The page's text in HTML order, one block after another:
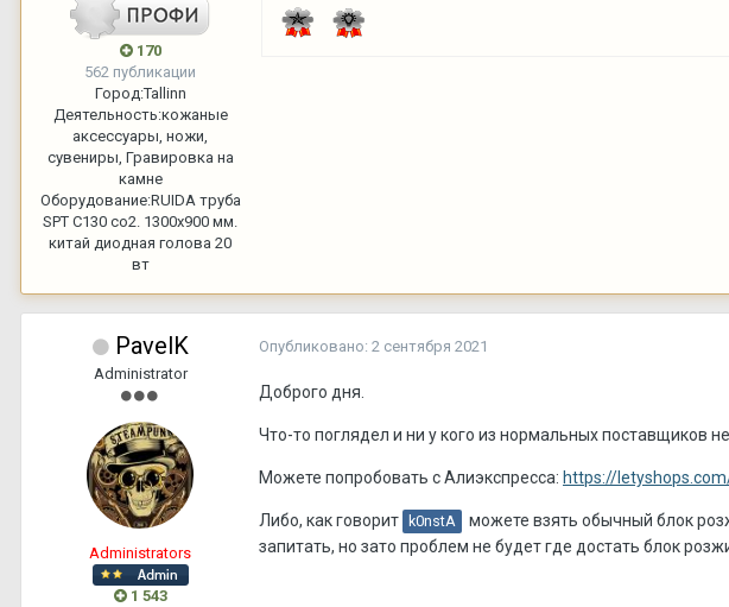
170
562 публикации
Город:Tallinn
Деятельность:кожаные
аксессуары, ножи,
сувениры, Гравировка на
камне
Оборудование:RUIDA труба
SPT C130 со2. 1300х900 мм.
китай диодная голова 20
вт
PavelK
Administrator
Administrators
1 543
Опубликовано: 2 сентября 2021
Доброго дня.
Что-то поглядел и ни у кого из нормальных поставщиков не
Можете попробовать с Алиэкспресса: https://
Либо, как говорит k0nstA
можете взять обычный блок
запитать, но зато проблем не будет где достать блок